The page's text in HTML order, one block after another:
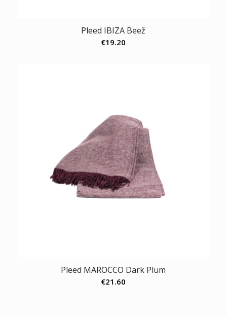
Pleed IBIZA Beež
€19.20
Pleed MAROCCO Dark Plum
€21.60